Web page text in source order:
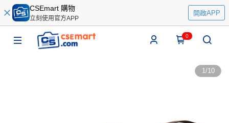
CSEmart 購物
立刻使用官方APP
開啟APP
0
1/10